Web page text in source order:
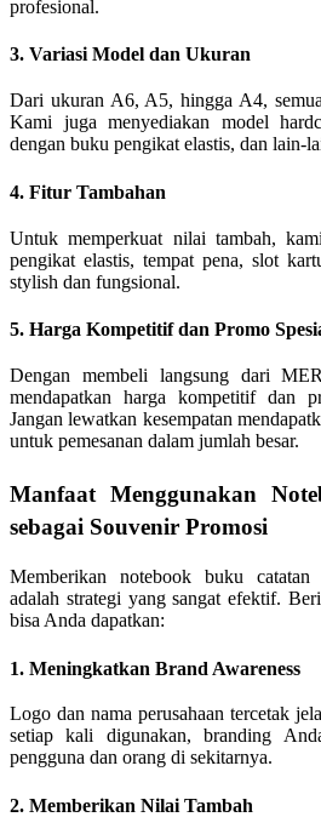
profesional.
3. Variasi Model dan Ukuran
Dari ukuran A6, A5, hingga A4,
Kami juga menyediakan model
dengan buku pengikat elastis, dan lain-
4. Fitur Tambahan
Untuk memperkuat nilai tambah,
pengikat elastis, tempat pena, slot
stylish dan fungsional.
5. Harga Kompetitif dan Promo
Dengan membeli langsung dari
mendapatkan harga kompetitif dan
Jangan lewatkan kesempatan
untuk pemesanan dalam jumlah besar.
Manfaat Menggunakan
sebagai Souvenir Promosi
Memberikan notebook buku catatan
adalah strategi yang sangat efektif.
bisa Anda dapatkan:
1. Meningkatkan Brand Awareness
Logo dan nama perusahaan tercetak
setiap kali digunakan, branding
pengguna dan orang di sekitarnya.
2. Memberikan Nilai Tambah